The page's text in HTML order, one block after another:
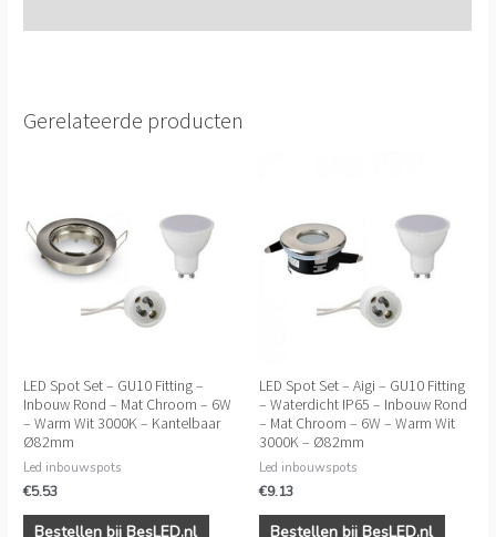
Gerelateerde producten
LED Spot Set – GU10 Fitting –
Inbouw Rond – Mat Chroom – 6W
– Warm Wit 3000K – Kantelbaar
Ø82mm
Led inbouwspots
€5.53
Bestellen bij BesLED.nl
LED Spot Set – Aigi – GU10 Fitting
– Waterdicht IP65 – Inbouw Rond
– Mat Chroom – 6W – Warm Wit
3000K – Ø82mm
Led inbouwspots
€9.13
Bestellen bij BesLED.nl